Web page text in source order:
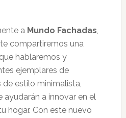
a Mundo Fachadas,
compartiremos una
hablaremos y
ejemplares de
de estilo minimalista,
ayudarán a innovar en el
hogar. Con este nuevo